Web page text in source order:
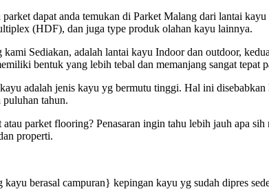
dapat anda temukan di Parket Malang dari lantai
(HDF), dan juga type produk olahan kayu lainnya.
Sediakan, adalah lantai kayu Indoor dan outdoor,
bentuk yang lebih tebal dan memanjang sangat tepat
adalah jenis kayu yg bermutu tinggi. Hal ini
tahun.
atau parket flooring? Penasaran ingin tahu lebih jauh apa
properti.
berasal campuran} kepingan kayu yg sudah dipres